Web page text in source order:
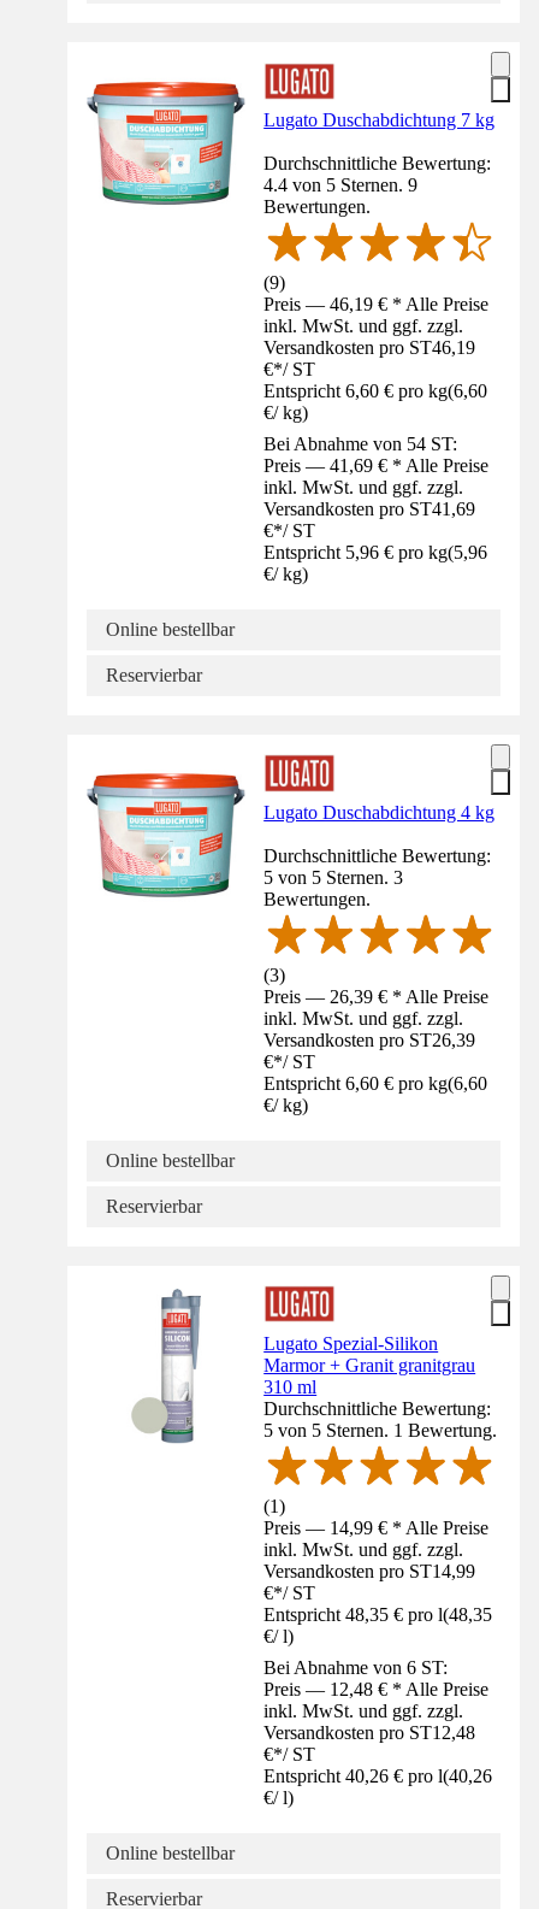
Lugato Duschabdichtung 7 kg
Durchschnittliche Bewertung:
4.4 von 5 Sternen. 9
Bewertungen.
(9)
Preis — 46,19 € * Alle Preise
inkl. MwSt. und ggf. zzgl.
Versandkosten pro ST46,19
€*/ ST
Entspricht 6,60 € pro kg(6,60
€/ kg)
Bei Abnahme von 54 ST:
Preis — 41,69 € * Alle Preise
inkl. MwSt. und ggf. zzgl.
Versandkosten pro ST41,69
€*/ ST
Entspricht 5,96 € pro kg(5,96
€/ kg)
Online bestellbar
Reservierbar
Lugato Duschabdichtung 4 kg
Durchschnittliche Bewertung:
5 von 5 Sternen. 3
Bewertungen.
(3)
Preis — 26,39 € * Alle Preise
inkl. MwSt. und ggf. zzgl.
Versandkosten pro ST26,39
€*/ ST
Entspricht 6,60 € pro kg(6,60
€/ kg)
Online bestellbar
Reservierbar
Lugato Spezial-Silikon
Marmor + Granit granitgrau
310 ml
Durchschnittliche Bewertung:
5 von 5 Sternen. 1 Bewertung.
(1)
Preis — 14,99 € * Alle Preise
inkl. MwSt. und ggf. zzgl.
Versandkosten pro ST14,99
€*/ ST
Entspricht 48,35 € pro l(48,35
€/ l)
Bei Abnahme von 6 ST:
Preis — 12,48 € * Alle Preise
inkl. MwSt. und ggf. zzgl.
Versandkosten pro ST12,48
€*/ ST
Entspricht 40,26 € pro l(40,26
€/ l)
Online bestellbar
Reservierbar